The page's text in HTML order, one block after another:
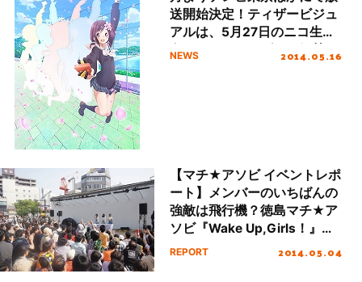
送開始決定！ティザービジュ
アルは、5月27日のニコ生に
向けてカウントダウン解禁！
NEWS 2014.05.16
【マチ★アソビ イベントレポ
ート】メンバーのいちばんの
強敵は飛行機？徳島マチ★ア
ソビ『Wake Up,Girls！』ス
ペシャルステージレポート！
REPORT 2014.05.04